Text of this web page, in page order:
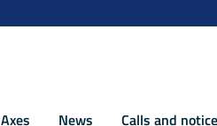
Axes News Calls and